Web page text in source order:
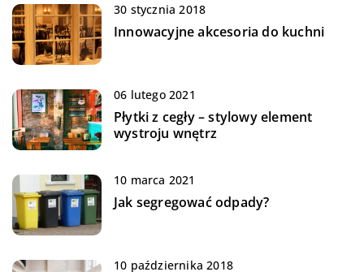
30 stycznia 2018
Innowacyjne akcesoria do kuchni
06 lutego 2021
Płytki z cegły – stylowy element
wystroju wnętrz
10 marca 2021
Jak segregować odpady?
10 października 2018